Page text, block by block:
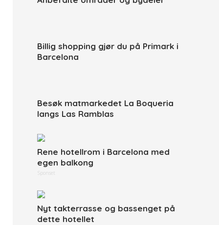
Billig shopping gjør du på Primark i
Barcelona
Besøk matmarkedet La Boqueria
langs Las Ramblas
Rene hotellrom i Barcelona med
egen balkong
Sponset
Nyt takterrasse og bassenget på
dette hotellet